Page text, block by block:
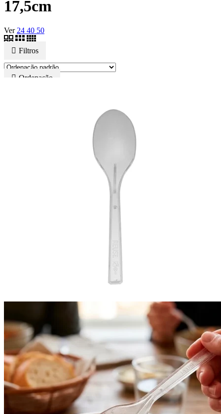
17,5cm
Ver 24 40 50
Filtros
Ordenação